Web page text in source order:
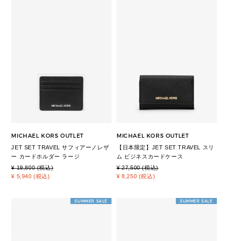
MICHAEL KORS OUTLET
JET SET TRAVEL サフィアーノレザ
ー カードホルダー ラージ
¥ 19,800 (税込)
¥ 5,940 (税込)
MICHAEL KORS OUTLET
【日本限定】JET SET TRAVEL スリ
ム ビジネスカードケース
¥ 27,500 (税込)
¥ 8,250 (税込)
SUMMER SALE SUMMER SALE